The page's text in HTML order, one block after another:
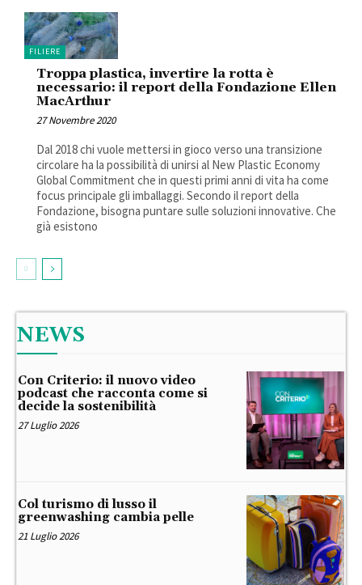
FILIERE
Troppa plastica, invertire la rotta è
necessario: il report della Fondazione Ellen
MacArthur
27 Novembre 2020
Dal 2018 chi vuole mettersi in gioco verso una transizione
circolare ha la possibilità di unirsi al New Plastic Economy
Global Commitment che in questi primi anni di vita ha come
focus principale gli imballaggi. Secondo il report della
Fondazione, bisogna puntare sulle soluzioni innovative. Che
già esistono
NEWS
Con Criterio: il nuovo video
podcast che racconta come si
decide la sostenibilità
27 Luglio 2026
Col turismo di lusso il
greenwashing cambia pelle
21 Luglio 2026